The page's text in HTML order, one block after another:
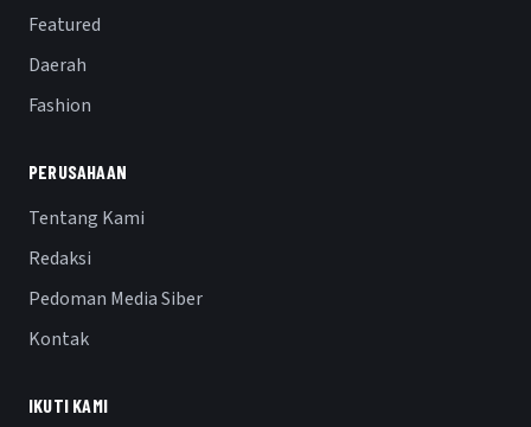
Featured
Daerah
Fashion
PERUSAHAAN
Tentang Kami
Redaksi
Pedoman Media Siber
Kontak
IKUTI KAMI